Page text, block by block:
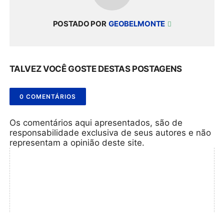
POSTADO POR GEOBELMONTE
TALVEZ VOCÊ GOSTE DESTAS POSTAGENS
0 COMENTÁRIOS
Os comentários aqui apresentados, são de
responsabilidade exclusiva de seus autores e não
representam a opinião deste site.